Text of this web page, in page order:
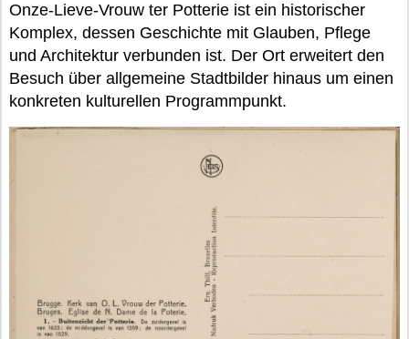
Onze-Lieve-Vrouw ter Potterie ist ein historischer
Komplex, dessen Geschichte mit Glauben, Pflege
und Architektur verbunden ist. Der Ort erweitert den
Besuch über allgemeine Stadtbilder hinaus um einen
konkreten kulturellen Programmpunkt.